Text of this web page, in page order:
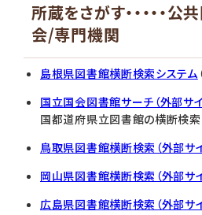
所蔵をさがす・・・・・
会/専門機関
島根県図書館横断検索システム
国立国会図書館サーチ（外部サイ
国都道府県立図書館の横断検索
鳥取県図書館横断検索（外部サイ
岡山県図書館横断検索（外部サイ
広島県図書館横断検索（外部サイ